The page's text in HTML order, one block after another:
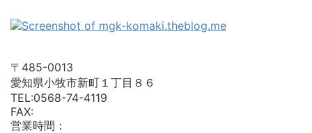
〒485-0013
愛知県小牧市新町１丁目８６
TEL:0568-74-4119
FAX:
営業時間：